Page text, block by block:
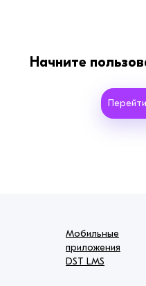
Начните
Мобильные
приложения
DST LMS